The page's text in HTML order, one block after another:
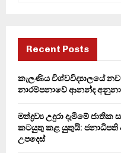
f
r
Recent Posts
කැලණිය විශ්වවිද්‍යාලයේ
නාරම්පනාවේ ආනන්ද
මත්ද්‍රව්‍ය උදුරා දැමීමේ
කටයුතු කළ යුතුයි: ජනාධිපති
උපදෙස්